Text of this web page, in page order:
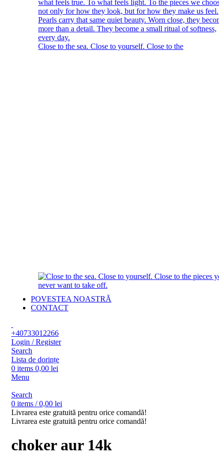
Close to the sea. Close to yourself. Close to the
POVESTEA NOASTRĂ
CONTACT
+40733012266
Login / Register
Search
Lista de dorințe
0 items 0,00 lei
Menu
Search
0 items / 0,00 lei
Livrarea este gratuită pentru orice comandă!
Livrarea este gratuită pentru orice comandă!
choker aur 14k